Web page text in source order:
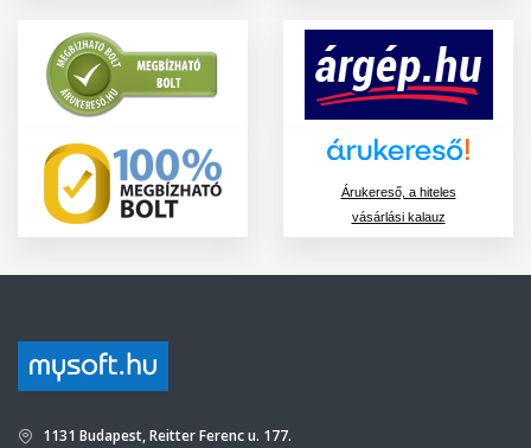
Árukereső, a hiteles
vásárlási kalauz
1131 Budapest, Reitter Ferenc u. 177.